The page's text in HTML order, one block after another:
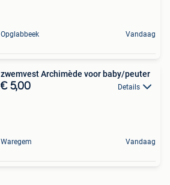
Opglabbeek Vandaag
zwemvest Archimède voor baby/peuter
€ 5,00 Details
Waregem Vandaag